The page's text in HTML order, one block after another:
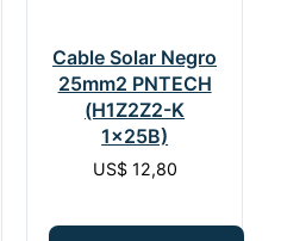
Cable Solar Negro
25mm2 PNTECH
(H1Z2Z2-K
1x25B)
US$12,80